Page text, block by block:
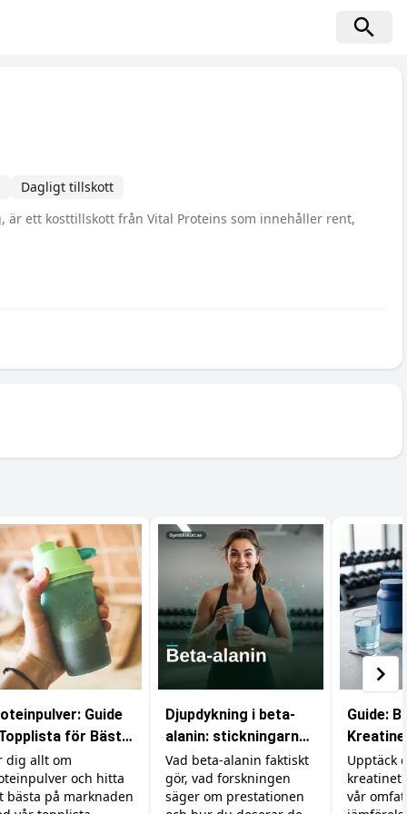
Dagligt tillskott
är ett kosttillskott från Vital Proteins som innehåller rent,
Guide
för Bästa
dig allt om
och hitta
bästa på marknaden
Djupdykning i beta-
alanin: stickningarna,
karnosinet och
effekten
Vad beta-alanin faktiskt
gör, vad forskningen
säger om prestationen
Guide:
du
Upptäck
kreatinet
vår